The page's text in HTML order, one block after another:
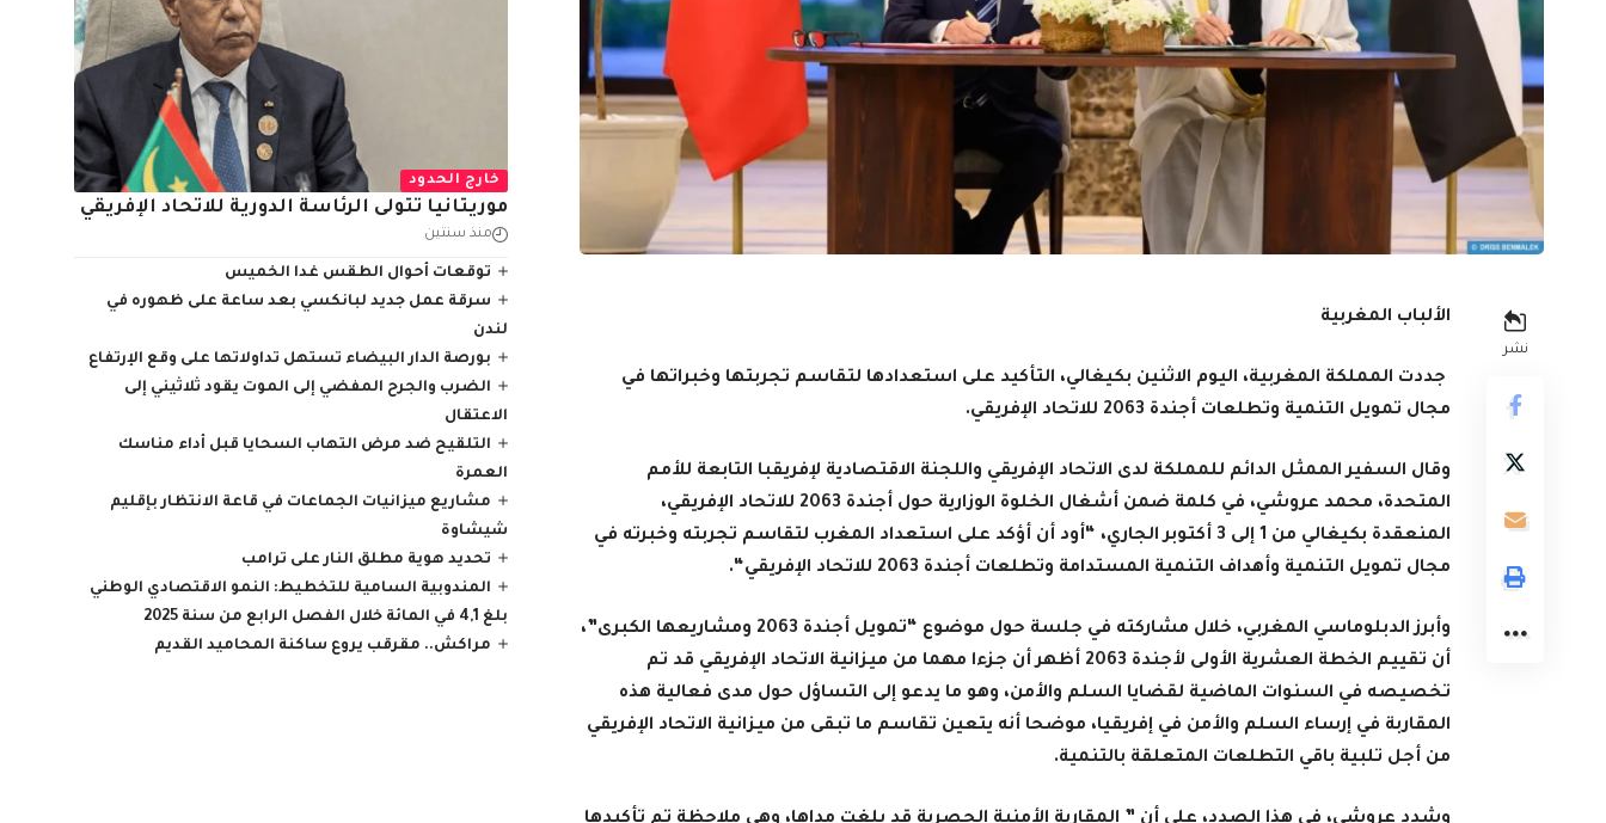
نشر
الألباب المغربية
جددت المملكة المغربية، اليوم الاثنين بكيغالي، التأكيد على استعدادها لتقاسم تجربتها وخبراتها في
مجال تمويل التنمية وتطلعات أجندة 2063 للاتحاد الإفريقي.
وقال السفير الممثل الدائم للمملكة لدى الاتحاد الإفريقي واللجنة الاقتصادية لإفريقبا التابعة للأمم
المتحدة، محمد عروشي، في كلمة ضمن أشغال الخلوة الوزارية حول أجندة 2063 للاتحاد الإفريقي،
المنعقدة بكيغالي من 1 إلى 3 أكتوبر الجاري، “أود أن أؤكد على استعداد المغرب لتقاسم تجربته وخبرته في
مجال تمويل التنمية وأهداف التنمية المستدامة وتطلعات أجندة 2063 للاتحاد الإفريقي
“.
وأبرز الدبلوماسي المغربي، خلال مشاركته في جلسة حول موضوع “تمويل أجندة 2063 ومشاريعها الكبرى”،
أن تقييم الخطة العشرية الأولى لأجندة 2063 أظهر أن جزءا مهما من ميزانية الاتحاد الإفريقي قد تم
تخصيصه في السنوات الماضية لقضايا السلم والأمن، وهو ما يدعو إلى التساؤل حول مدى فعالية هذه
المقاربة في إرساء السلم والأمن في إفريقيا، موضحا أنه يتعين تقاسم ما تبقى من ميزانية الاتحاد الإفريقي
من أجل تلبية باقي التطلعات المتعلقة بالتنمية.
خارج الحدود
موريتانيا تتولى الرئاسة الدورية للاتحاد الإفريقي
منذ سنتين
توقعات أحوال الطقس غدا الخميس
سرقة عمل جديد لبانكسي بعد ساعة على ظهوره في
لندن
بورصة الدار البيضاء تستهل تداولاتها على وقع الإرتفاع
الضرب والجرح المفضي إلى الموت يقود ثلاثيني إلى
الاعتقال
التلقيح ضد مرض التهاب السحايا قبل أداء مناسك
العمرة
مشاريع ميزانيات الجماعات في قاعة الانتظار بإقليم
شيشاوة
تحديد هوية مطلق النار على ترامب
المندوبية السامية للتخطيط: النمو الاقتصادي الوطني
بلغ 4,1 في المائة خلال الفصل الرابع من سنة 2025
مراكش.. مقرقب يروع ساكنة المحاميد القديم